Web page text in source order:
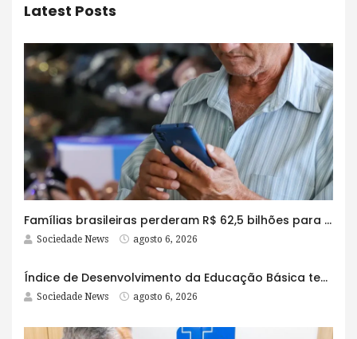
Latest Posts
Famílias brasileiras perderam R$ 62,5 bilhões para bets em 2025
Sociedade News agosto 6, 2026
Índice de Desenvolvimento da Educação Básica tem elevação em todas as etapas
Sociedade News agosto 6, 2026